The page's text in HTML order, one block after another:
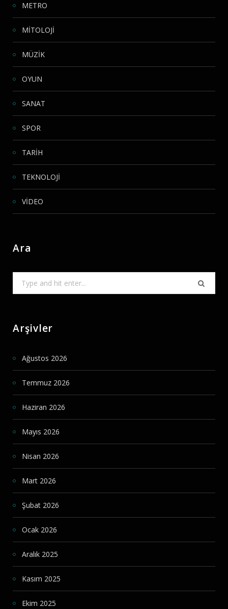
METRO
MİTOLOJİ
MÜZİK
OYUN
SANAT
SPOR
TARİH
TEKNOLOJİ
VİDEO
Ara
for:
Arşivler
Ağustos 2026
Temmuz 2026
Haziran 2026
Mayıs 2026
Nisan 2026
Mart 2026
Şubat 2026
Ocak 2026
Aralık 2025
Kasım 2025
Ekim 2025